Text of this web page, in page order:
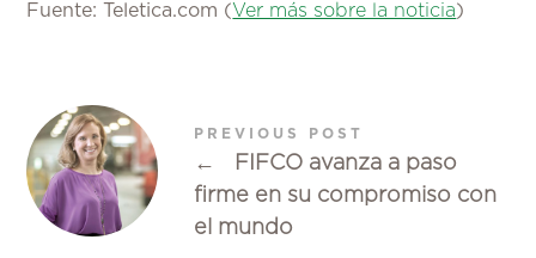
Fuente: Teletica.com (Ver más sobre la noticia)
PREVIOUS POST
←
FIFCO avanza a paso
firme en su compromiso con
el mundo